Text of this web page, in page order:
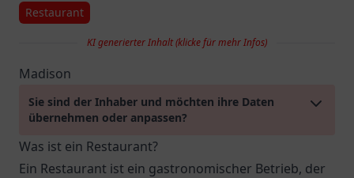
Restaurant
KI generierter Inhalt (klicke für mehr Infos)
Madison
Sie sind der Inhaber und möchten ihre Daten
übernehmen oder anpassen?
Was ist ein Restaurant?
Ein Restaurant ist ein gastronomischer Betrieb, der